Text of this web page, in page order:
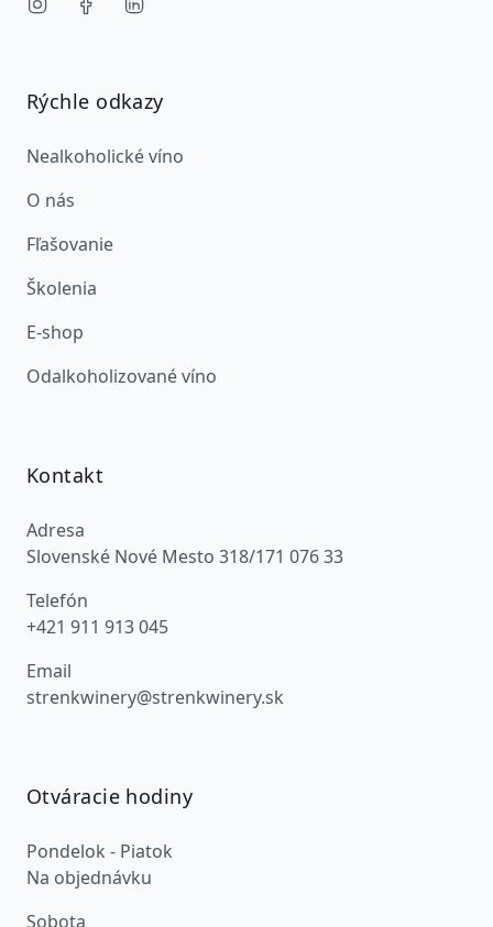
Rýchle odkazy
Nealkoholické víno
O nás
Fľašovanie
Školenia
E-shop
Odalkoholizované víno
Kontakt
Adresa
Slovenské Nové Mesto 318/171 076 33
Telefón
+421 911 913 045
Email
strenkwinery@strenkwinery.sk
Otváracie hodiny
Pondelok - Piatok
Na objednávku
Sobota